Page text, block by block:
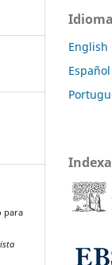
para
Idioma
English